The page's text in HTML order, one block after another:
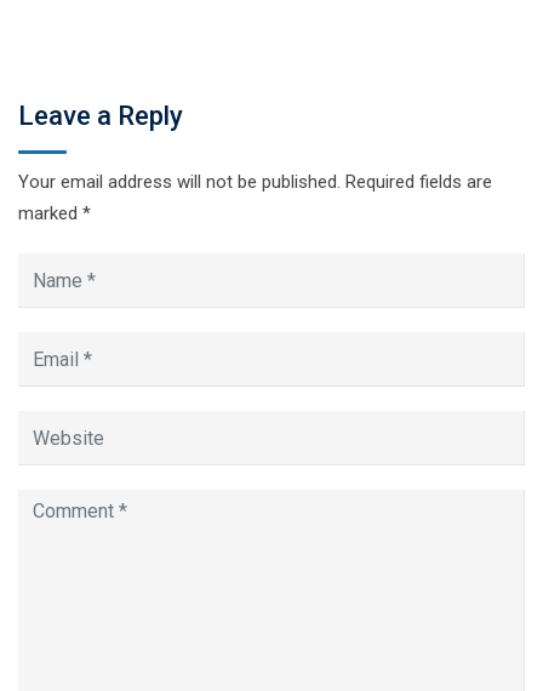
Leave a Reply
Your email address will not be published. Required fields are
marked *